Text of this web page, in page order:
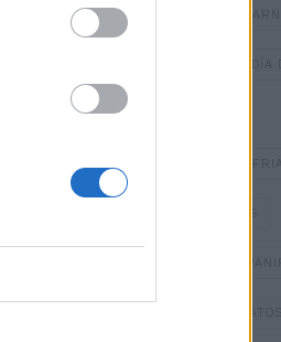
DULCES TÍPICOS DE
DULCES TÍPICOS DEL DÍA
ESPECIAL NAVIDAD
GAZPACHOS Y SOPAS